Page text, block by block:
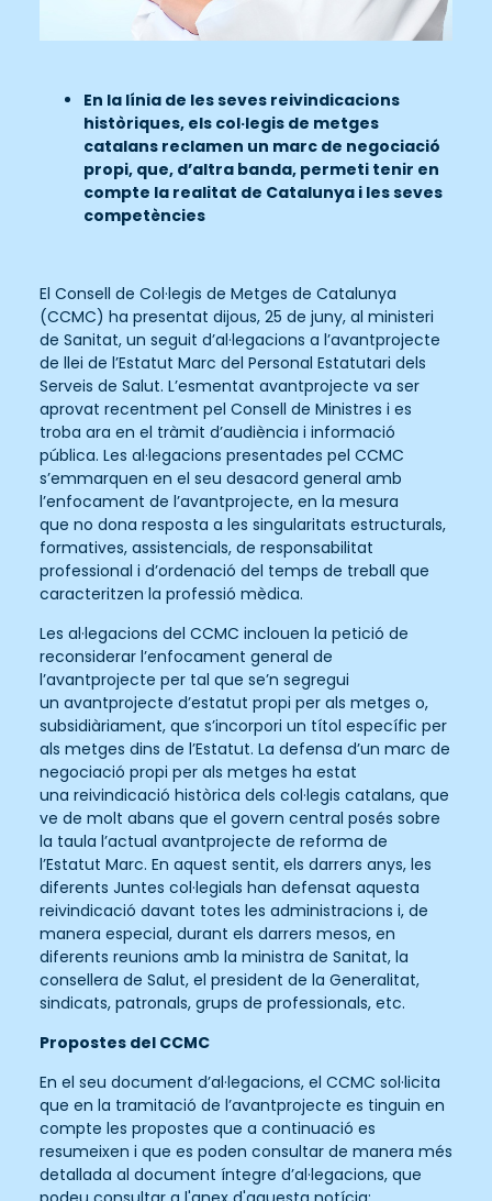
En la línia de les seves reivindicacions
històriques, els col·legis de metges
catalans reclamen un marc de negociació
propi, que, d’altra banda, permeti tenir en
compte la realitat de Catalunya i les seves
competències
El Consell de Col·legis de Metges de Catalunya
(CCMC) ha presentat dijous, 25 de juny, al ministeri
de Sanitat, un seguit d’al·legacions a l’avantprojecte
de llei de l’Estatut Marc del Personal Estatutari dels
Serveis de Salut. L’esmentat avantprojecte va ser
aprovat recentment pel Consell de Ministres i es
troba ara en el tràmit d’audiència i informació
pública. Les al·legacions presentades pel CCMC
s’emmarquen en el seu desacord general amb
l’enfocament de l’avantprojecte, en la mesura
que no dona resposta a les singularitats estructurals,
formatives, assistencials, de responsabilitat
professional i d’ordenació del temps de treball que
caracteritzen la professió mèdica.
Les al·legacions del CCMC inclouen la petició de
reconsiderar l’enfocament general de
l’avantprojecte per tal que se’n segregui
un avantprojecte d’estatut propi per als metges o,
subsidiàriament, que s’incorpori un títol específic per
als metges dins de l’Estatut. La defensa d’un marc de
negociació propi per als metges ha estat
una reivindicació històrica dels col·legis catalans, que
ve de molt abans que el govern central posés sobre
la taula l’actual avantprojecte de reforma de
l’Estatut Marc. En aquest sentit, els darrers anys, les
diferents Juntes col·legials han defensat aquesta
reivindicació davant totes les administracions i, de
manera especial, durant els darrers mesos, en
diferents reunions amb la ministra de Sanitat, la
consellera de Salut, el president de la Generalitat,
sindicats, patronals, grups de professionals, etc.
Propostes del CCMC
En el seu document d’al·legacions, el CCMC sol·licita
que en la tramitació de l’avantprojecte es tinguin en
compte les propostes que a continuació es
resumeixen i que es poden consultar de manera més
detallada al document íntegre d’al·legacions, que